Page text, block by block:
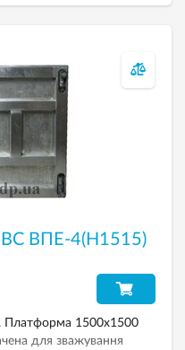
ВПЕ-4(H1515)
Платформа 1500х1500
для зважування